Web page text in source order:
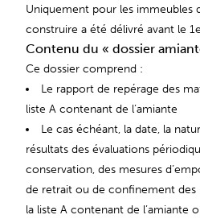
Uniquement pour les immeubles
construire a été délivré avant le
Contenu du « dossier
Ce dossier comprend :
Le rapport de repérage des
liste A contenant de l’amiante
Le cas échéant, la date, la
résultats des évaluations
conservation, des mesures
de retrait ou de confinement des
la liste A contenant de l’amiante